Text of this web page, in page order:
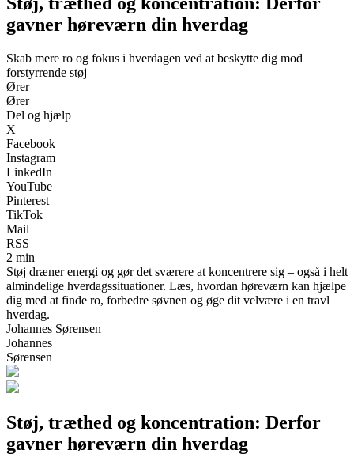
gavner høreværn din hverdag
Skab mere ro og fokus i hverdagen ved at beskytte dig mod
forstyrrende støj
Ører
Ører
Del og hjælp
X
Facebook
Instagram
LinkedIn
YouTube
Pinterest
TikTok
Mail
RSS
2 min
Støj dræner energi og gør det sværere at koncentrere sig – også i helt
almindelige hverdagssituationer. Læs, hvordan høreværn kan hjælpe
dig med at finde ro, forbedre søvnen og øge dit velvære i en travl
hverdag.
Johannes Sørensen
Johannes
Sørensen
Støj, træthed og koncentration: Derfor
gavner høreværn din hverdag